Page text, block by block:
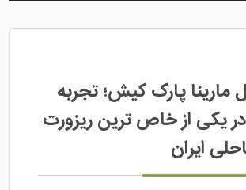
مارینا پارک کیش؛ تجربه
یکی از خاص ترین ریزورت
ایران